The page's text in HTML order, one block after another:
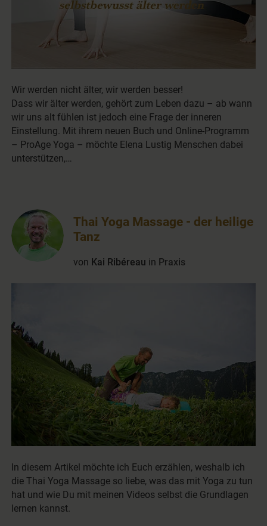
Wir werden nicht älter, wir werden besser!
Dass wir älter werden, gehört zum Leben dazu – ab wann
wir uns alt fühlen ist jedoch eine Frage der inneren
Einstellung. Mit ihrem neuen Buch und Online-Programm
– ProAge Yoga – möchte Elena Lustig Menschen dabei
unterstützen,…
In diesem Artikel möchte ich Euch erzählen, weshalb ich
die Thai Yoga Massage so liebe, was das mit Yoga zu tun
hat und wie Du mit meinen Videos selbst die Grundlagen
lernen kannst.
Thai Yoga Massage - der heilige
Tanz
von Kai Ribéreau in Praxis